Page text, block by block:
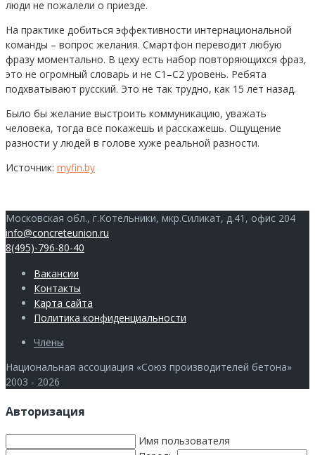
люди не пожалели о приезде.
На практике добиться эффективности интернациональной
команды – вопрос желания. Смартфон переводит любую
фразу моментально. В цеху есть набор повторяющихся фраз,
это не огромный словарь и не C1–C2 уровень. Ребята
подхватывают русский. Это не так трудно, как 15 лет назад.
Было бы желание выстроить коммуникацию, уважать
человека, тогда все покажешь и расскажешь. Ощущение
разности у людей в голове хуже реальной разности.
Источник: myfin.by
Московская обл., г.Котельники, мкр.Силикат, д.41, офис 204
info@concreteunion.ru
8(495)-796-80-40
Вакансии
Контакты
Карта сайта
Политика конфиденциальности
Члены
Национальная ассоциация «Союз производителей бетона»
2003 - 2026
Авторизация
Имя пользователя